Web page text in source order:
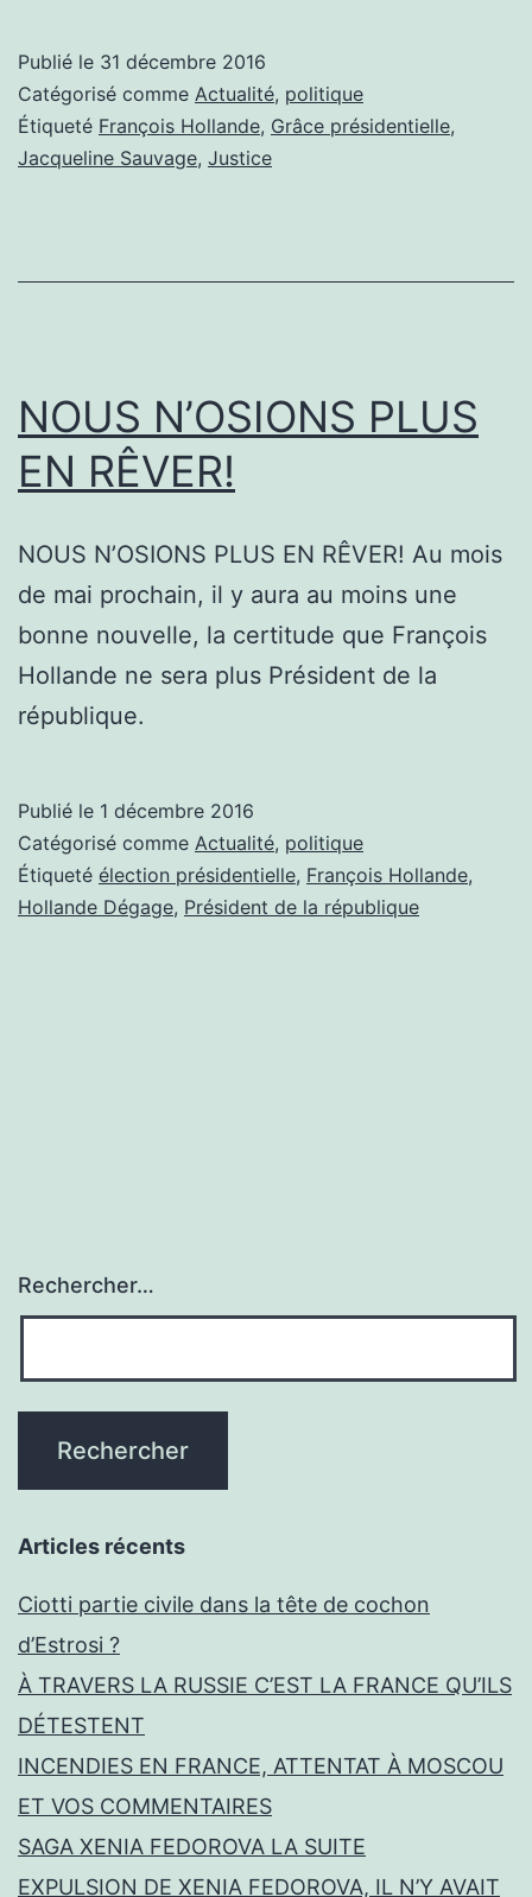
DE
PLUS
MOUMOU
LES
LE
Publié le 31 décembre 2016
Catégorisé comme Actualité, politique
Étiqueté François Hollande, Grâce présidentielle,
Jacqueline Sauvage, Justice
NOUS N’OSIONS PLUS
EN RÊVER!
NOUS N’OSIONS PLUS EN RÊVER! Au mois
de mai prochain, il y aura au moins une
bonne nouvelle, la certitude que François
Hollande ne sera plus Président de la
république.
Publié le 1 décembre 2016
Catégorisé comme Actualité, politique
Étiqueté élection présidentielle, François Hollande,
Hollande Dégage, Président de la république
Rechercher…
Articles récents
Ciotti partie civile dans la tête de cochon
d’Estrosi ?
À TRAVERS LA RUSSIE C’EST LA FRANCE QU’ILS
DÉTESTENT
INCENDIES EN FRANCE, ATTENTAT À MOSCOU
ET VOS COMMENTAIRES
SAGA XENIA FEDOROVA LA SUITE
EXPULSION DE XENIA FEDOROVA, IL N’Y AVAIT